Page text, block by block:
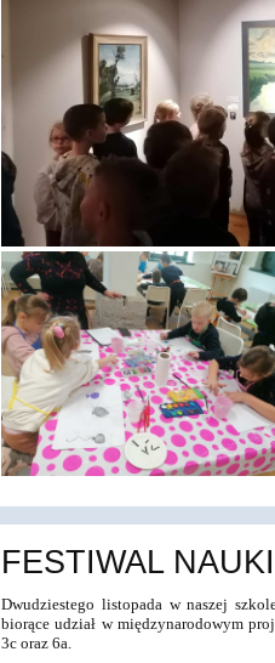
FESTIWAL
Dwudziestego listopada w naszej
biorące udział w międzynarodowym
3c oraz 6a.